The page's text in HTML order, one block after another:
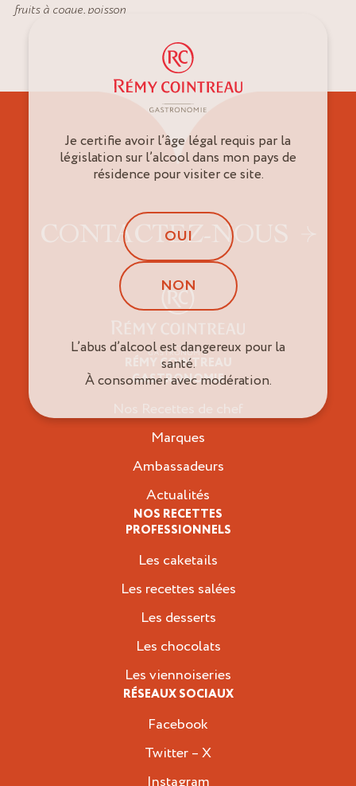
fruits à coque,poisson
CONTACTEZ-NOUS
RÉMY COINTREAU
GASTRONOMIE
Marques
Ambassadeurs
Actualités
NOS RECETTES
PROFESSIONNELS
Les caketails
Les recettes salées
Les desserts
Les chocolats
Les viennoiseries
RÉSEAUX SOCIAUX
Facebook
Twitter – X
Instagram
Je certifie avoir l’âge légal requis par la
législation sur l’alcool dans mon pays de
résidence pour visiter ce site.
OUI
NON
L’abus d’alcool est dangereux pour la
santé.
À consommer avec modération.